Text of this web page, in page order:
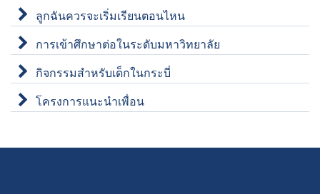
ลูกฉันควรจะเริ่มเรียนตอนไหน
การเข้าศึกษาต่อในระดับมหาวิทยาลัย
กิจกรรมสำหรับเด็กในกระบี่
โครงการแนะนำเพื่อน